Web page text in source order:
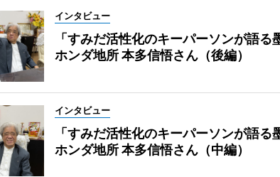
インタビュー
「すみだ活性化のキーパーソンが語る
ホンダ地所 本多信悟さん（後編）
インタビュー
「すみだ活性化のキーパーソンが語る
ホンダ地所 本多信悟さん（中編）